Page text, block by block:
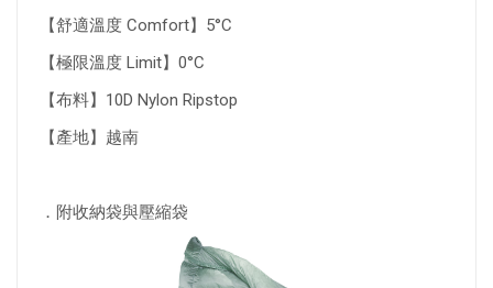
【舒適溫度 Comfort】5°C
【極限溫度 Limit】0°C
【布料】10D Nylon Ripstop
【產地】越南
．附收納袋與壓縮袋